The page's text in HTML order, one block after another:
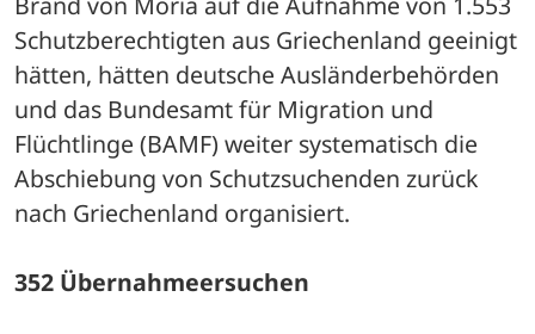
Schutzberechtigten aus Griechenland geeinigt
hätten, hätten deutsche Ausländerbehörden
und das Bundesamt für Migration und
Flüchtlinge (BAMF) weiter systematisch die
Abschiebung von Schutzsuchenden zurück
nach Griechenland organisiert.
352 Übernahmeersuchen